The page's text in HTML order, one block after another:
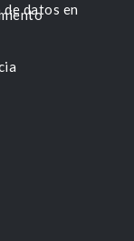
datos en